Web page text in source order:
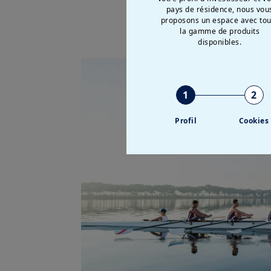
pays de résidence, nous
proposons un espace avec
la gamme de produits
disponibles.
1
Profil
2
Cookies